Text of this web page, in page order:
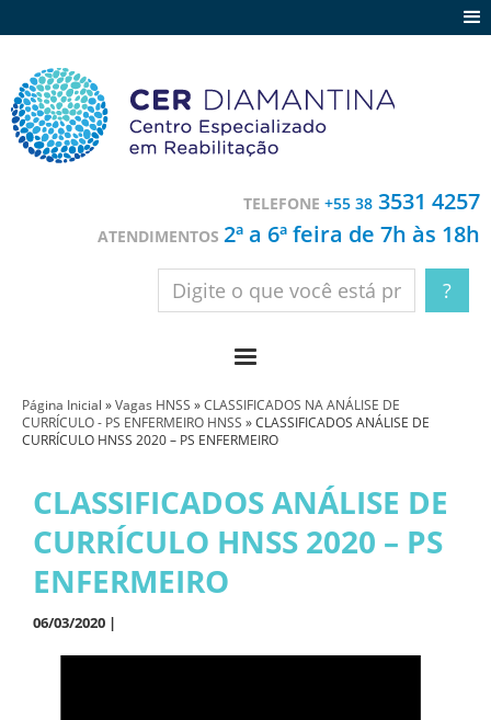
Contato
TELEFONE +55 38 3531 4257
ATENDIMENTOS 2ª a 6ª feira de 7h às 18h
Página Inicial »Vagas HNSS »CLASSIFICADOS NA ANÁLISE DE
CURRÍCULO - PS ENFERMEIRO HNSS »CLASSIFICADOS ANÁLISE DE
CURRÍCULO HNSS 2020 – PS ENFERMEIRO
CLASSIFICADOS ANÁLISE DE
CURRÍCULO HNSS 2020 – PS
ENFERMEIRO
06/03/2020 |